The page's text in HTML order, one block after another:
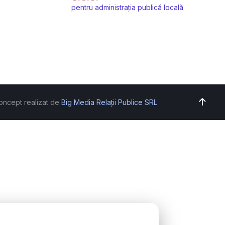
pentru administrația publică locală
realizat de Big Media Relații Publice SRL